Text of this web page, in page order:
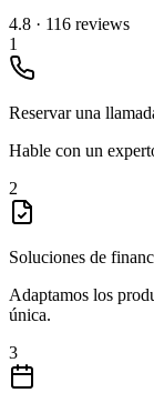
4.8 · 116 reviews
1
Reservar una
Hable con un
2
Soluciones de
Adaptamos los
única.
3